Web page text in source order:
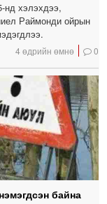
нд хэлэхдээ,
Раймонди ойрын
4 өдрийн өмнө 0
байна